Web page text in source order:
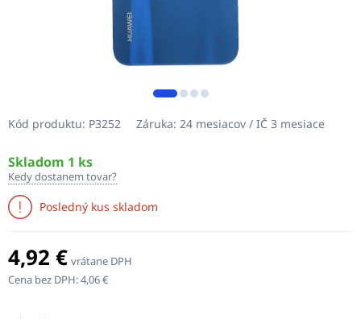
Kód produktu: P3252 Záruka: 24 mesiacov / IČ 3 mesiace
Skladom 1 ks
Kedy dostanem tovar?
Posledný kus skladom
4,92 € vrátane DPH
Cena bez DPH:4,06 €